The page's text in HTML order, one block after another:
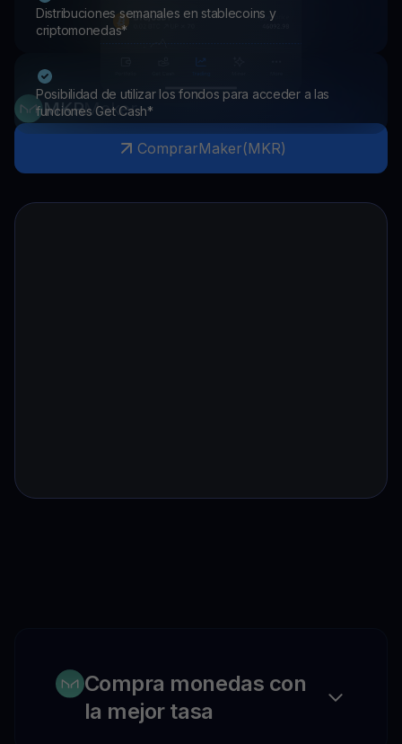
Distribuciones semanales en stablecoins y
criptomonedas*
Posibilidad de utilizar los fondos para acceder a las
funciones Get Cash*
MKRMaker
ComprarMaker(MKR)
Compra monedas con
la mejor tasa